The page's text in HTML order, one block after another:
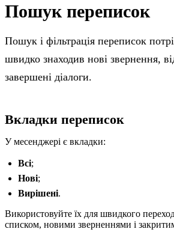
Пошук переписок
Пошук і фільтрація переписок
швидко знаходив нові звернення,
завершені діалоги.
Вкладки переписок
У месенджері є вкладки:
Всі;
Нові;
Вирішені.
Використовуйте їх для швидкого
списком, новими зверненнями і